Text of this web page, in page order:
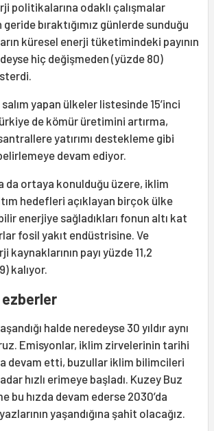
politikalarına odaklı çalışmalar
geride bıraktığımız günlerde sunduğu
küresel enerji tüketimindeki payının
hiç değişmeden (yüzde 80)
yapan ülkeler listesinde 15’inci
de kömür üretimini artırma,
yatırımı destekleme gibi
devam ediyor.
da ortaya konulduğu üzere, iklim
hedefleri açıklayan birçok ülke
enerjiye sağladıkları fonun altı kat
fosil yakıt endüstrisine. Ve
kaynaklarının payı yüzde 11,2
kalıyor.
ezberler
halde neredeyse 30 yıldır aynı
Emisyonlar, iklim zirvelerinin tarihi
devam etti, buzullar iklim bilimcileri
hızlı erimeye başladı. Kuzey Buz
bu hızda devam ederse 2030’da
yaşandığına şahit olacağız.